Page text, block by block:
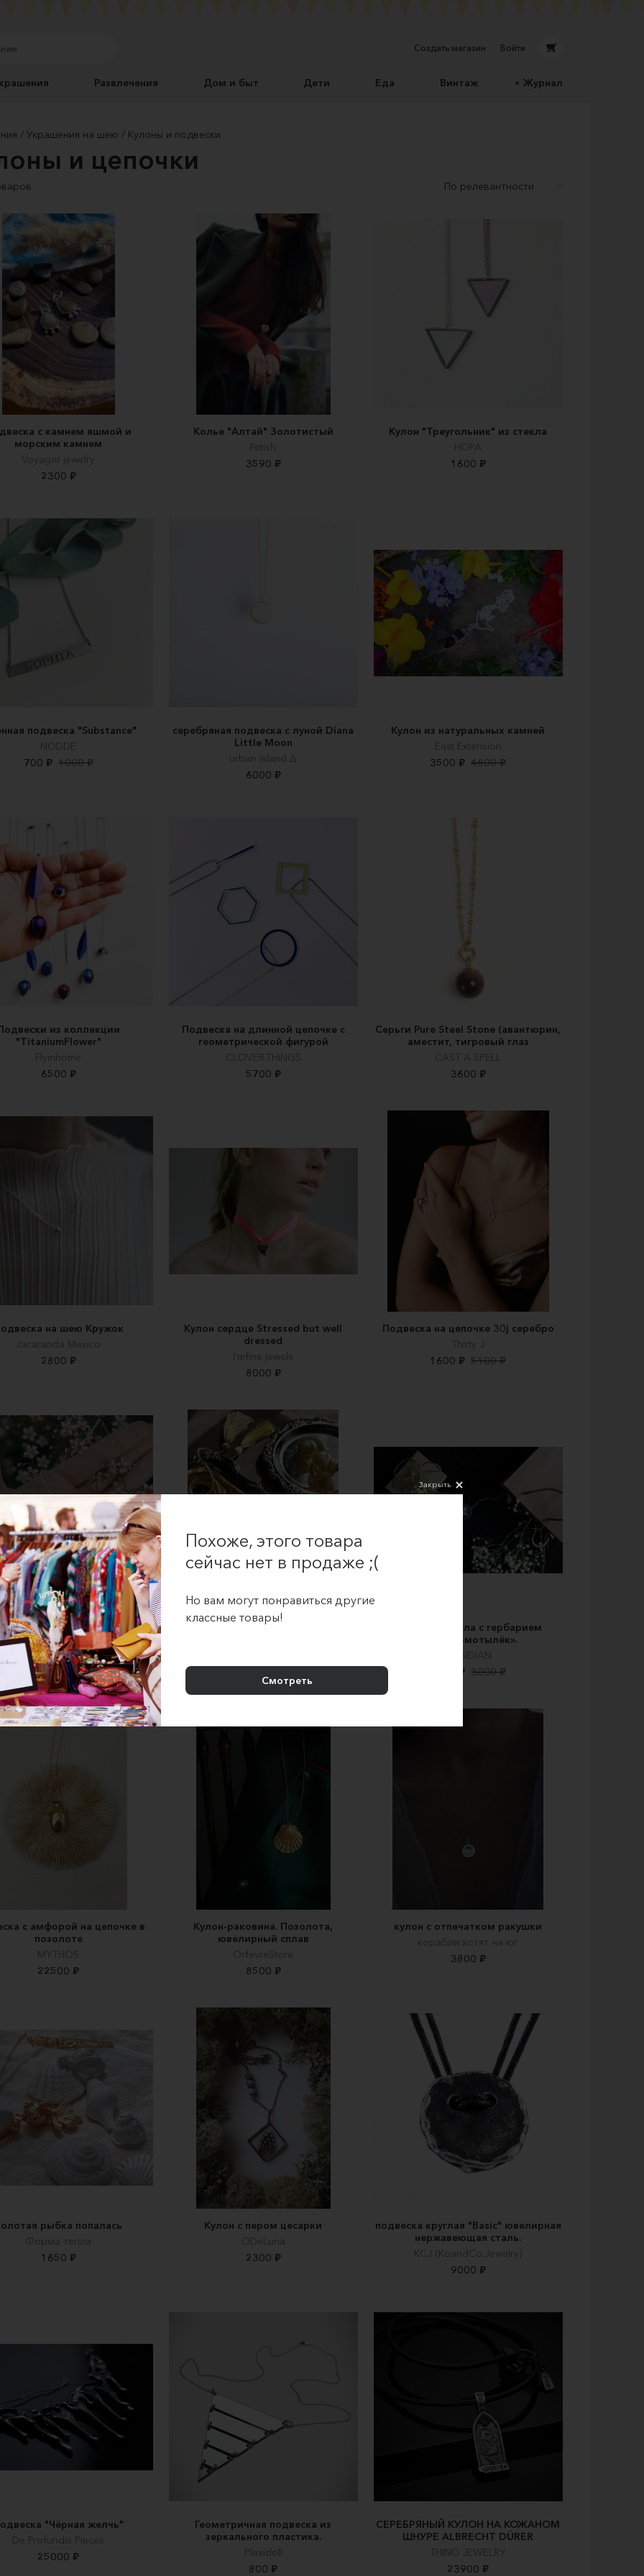
Создать магазин Войти
Развлечения Дом и быт Дети Еда Винтаж Журнал
Украшения на шею Кулоны и подвески
и цепочки
с камнем яшмой и
морским камнем
Voyager jewelry
2300 ₽
Колье "Алтай" Золотистый
Fetish
3590 ₽
Кулон "Треугольник" из стекла
НОРА
1600 ₽
подвеска "Substance"
NODDE
700 ₽ 1000 ₽
серебряная подвеска с луной Diana
Little Moon
urban island ∆
6000 ₽
Кулон из натуральных камней
East Extension
3500 ₽ 4800 ₽
из коллекции
"TitaniumFlower"
Flyinhome
6500 ₽
Подвеска на длинной цепочке с
геометрической фигурой
CLOVER.THINGS
5700 ₽
Серьги Pure Steel Stone (авантюрин,
аместит, тигровый глаз
CAST A SPELL
3600 ₽
на шею Кружок
Jacaranda Mexico
2800 ₽
Кулон сердце Stressed but well
dressed
I'mfine jewels
8000 ₽
Подвеска на цепочке 30j серебро
Thirty J
1600 ₽ 5100 ₽
Кулон Игуана Серебро
sniffferson
3500 ₽
Кулон-ракушка на цепочке/шнурке
Кулон из стекла с гербарием
«Цветок-мотылёк».
OBSIDIAN
2500 ₽ 3000 ₽
с амфорой на цепочке в
позолоте
MYTHOS
22500 ₽
Кулон-раковина. Позолота,
ювелирный сплав
OrfevreStore
8500 ₽
кулон с отпечатком ракушки
корабли хотят на юг
3800 ₽
рыбка попалась
Форма тепла
1650 ₽
Кулон с пером цесарки
ODeLuna
2300 ₽
подвеска круглая "Basic" ювелирная
нержавеющая сталь.
KCJ (KoandCo.Jewelry)
9000 ₽
"Чёрная желчь"
De Profundis Pieces
25000 ₽
Геометричная подвеска из
зеркального пластика.
Plexidoll
800 ₽
СЕРЕБРЯНЫЙ КУЛОН НА КОЖАНОМ
ШНУРЕ ALBRECHT DÜRER
THING JEWELRY
23900 ₽
Закрыть
Похоже, этого товара
сейчас нет в продаже ;(
Но вам могут понравиться другие
классные товары!
Смотреть